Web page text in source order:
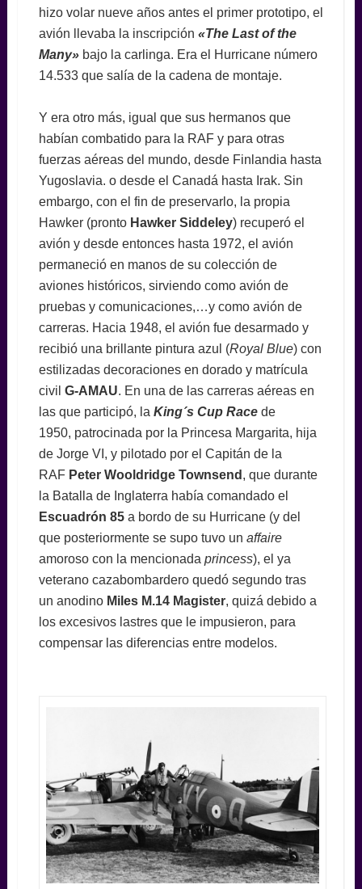
hizo volar nueve años antes el primer prototipo, el
avión llevaba la inscripción «The Last of the
Many»bajo la carlinga. Era el Hurricane número
14.533 que salía de la cadena de montaje.
Y era otro más, igual que sus hermanos que
habían combatido para la RAF y para otras
fuerzas aéreas del mundo, desde Finlandia hasta
Yugoslavia. o desde el Canadá hasta Irak. Sin
embargo, con el fin de preservarlo, la propia
Hawker (pronto Hawker Siddeley) recuperó el
avión y desde entonces hasta 1972, el avión
permaneció en manos de su colección de
aviones históricos, sirviendo como avión de
pruebas y comunicaciones,…y como avión de
carreras. Hacia 1948, el avión fue desarmado y
recibió una brillante pintura azul (Royal Blue) con
estilizadas decoraciones en dorado y matrícula
civil G-AMAU. En una de las carreras aéreas en
las que participó, la King´s Cup Race de
1950, patrocinada por la Princesa Margarita, hija
de Jorge VI, y pilotado por el Capitán de la
RAF Peter Wooldridge Townsend , que durante
la Batalla de Inglaterra había comandado el
Escuadrón 85a bordo de su Hurricane (y del
que posteriormente se supo tuvo un affaire
amoroso con la mencionada princess), el ya
veterano cazabombardero quedó segundo tras
un anodino Miles M.14 Magister, quizá debido a
los excesivos lastres que le impusieron, para
compensar las diferencias entre modelos.